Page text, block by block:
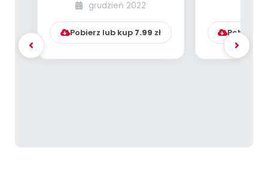
grudzień 2022
Pobierz lub kup 7.99 zł Pobierz